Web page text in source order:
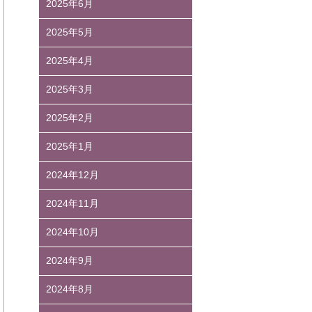
2025年6月
2025年5月
2025年4月
2025年3月
2025年2月
2025年1月
2024年12月
2024年11月
2024年10月
2024年9月
2024年8月